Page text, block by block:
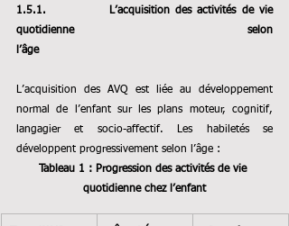
1.5.1.
L’acquisition des activités de vie
quotidienne selon
l’âge
L’acquisition des AVQ est liée au développement
normal de l’enfant sur les plans moteur, cognitif,
langagier et socio-affectif. Les habiletés se
développent progressivement selon l’âge :
Tableau 1 : Progression des activités de vie
quotidienne chez l’enfant